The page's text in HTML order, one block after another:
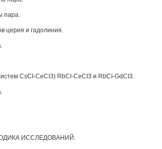
пара.
церия и гадолиния.
CsCI-CeCI3) RbCI-CeCI3 и RbCI-GdCI3.
ИССЛЕДОВАНИЙ.